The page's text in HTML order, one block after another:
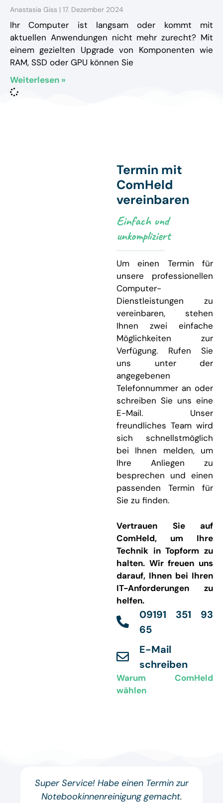
Anastasia Giss 17. Dezember 2024
Ihr Computer ist langsam oder kommt mit
aktuellen Anwendungen nicht mehr zurecht? Mit
einem gezielten Upgrade von Komponenten wie
RAM, SSD oder GPU können Sie
Weiterlesen »
Termin mit
ComHeld
vereinbaren
Einfach und
unkompliziert
Um einen Termin für
unsere professionellen
Computer-
Dienstleistungen zu
vereinbaren, stehen
Ihnen zwei einfache
Möglichkeiten zur
Verfügung. Rufen Sie
uns unter der
angegebenen
Telefonnummer an oder
schreiben Sie uns eine
E-Mail. Unser
freundliches Team wird
sich schnellstmöglich
bei Ihnen melden, um
Ihre Anliegen zu
besprechen und einen
passenden Termin für
Sie zu finden.
Vertrauen Sie auf
ComHeld, um Ihre
Technik in Topform zu
halten. Wir freuen uns
darauf, Ihnen bei Ihren
IT-Anforderungen zu
helfen.
09191 351 93
65
E-Mail
schreiben
Warum ComHeld
wählen
Super Service! Habe einen Termin zur
Notebookinnenreinigung gemacht.